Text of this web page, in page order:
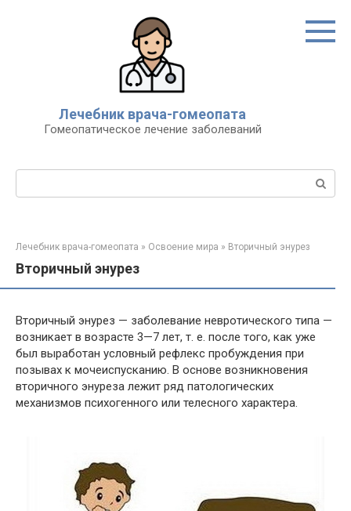
Лечебник врача-гомеопата
Гомеопатическое лечение заболеваний
Поиск:
Лечебник врача-гомеопата » Освоение мира » Вторичный энурез
Вторичный энурез
Вторичный энурез — заболевание невротического типа —
возникает в возрасте 3—7 лет, т. е. после того, как уже
был выработан условный рефлекс пробуждения при
позывах к мочеиспусканию. В основе возникновения
вторичного энуреза лежит ряд патологических
механизмов психогенного или телесного характера.